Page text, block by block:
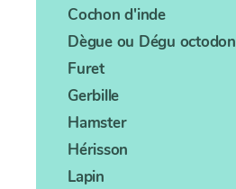
Cochon d'inde
Dègue ou Dégu octodon
Furet
Gerbille
Hamster
Hérisson
Lapin